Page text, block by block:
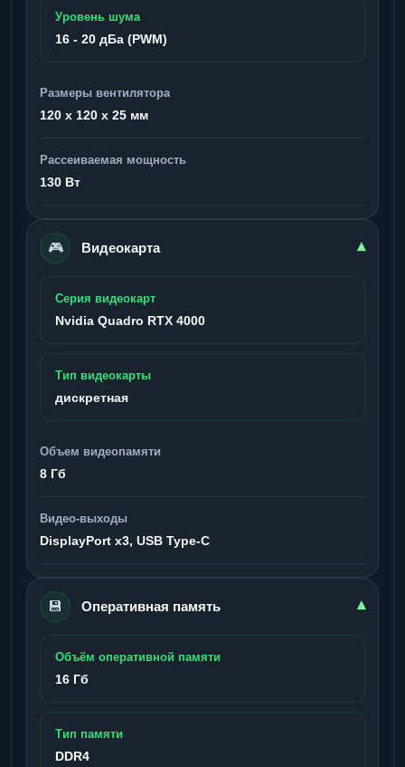
Уровень шума
16 - 20 дБа (PWM)
Размеры вентилятора
120 x 120 x 25 мм
Рассеиваемая мощность
130 Вт
🎮 Видеокарта ▾
Серия видеокарт
Nvidia Quadro RTX 4000
Тип видеокарты
дискретная
Объем видеопамяти
8 Гб
Видео-выходы
DisplayPort x3, USB Type-C
💾 Оперативная память ▾
Объём оперативной памяти
16 Гб
Тип памяти
DDR4